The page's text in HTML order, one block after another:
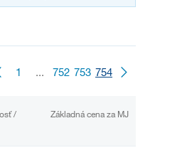
1 ... 752 753 754
/
Základná cena za MJ